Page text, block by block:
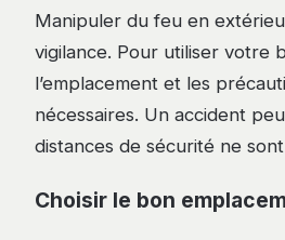
Manipuler du feu en
vigilance. Pour utiliser votre
l’emplacement et les
nécessaires. Un accident
distances de sécurité ne
Choisir le bon